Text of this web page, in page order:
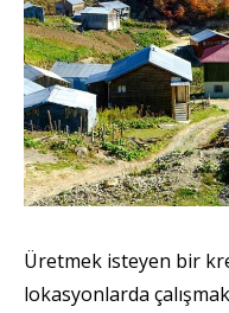
Üretmek isteyen bir
lokasyonlarda